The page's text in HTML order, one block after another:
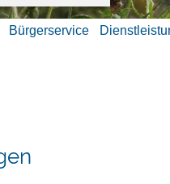
Bürgerservice